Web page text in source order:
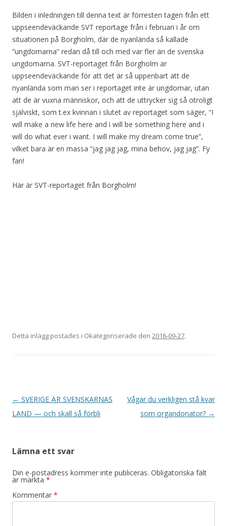
Bilden i inledningen till denna text är förresten tagen från ett
uppseendeväckande SVT reportage från i februari i år om
situationen på Borgholm, där de nyanlända så kallade
“ungdomarna” redan då till och med var fler än de svenska
ungdomarna. SVT-reportaget från Borgholm är
uppseendeväckande för att det är så uppenbart att de
nyanlända som man ser i reportaget inte är ungdomar, utan
att de är vuxna människor, och att de uttrycker sig så otroligt
själviskt, som t.ex kvinnan i slutet av reportaget som säger, “I
will make a new life here and i will be something here and i
will do what ever i want. I will make my dream come true”,
vilket bara är en massa “jag jag jag, mina behov, jag jag”. Fy
fan!
Här är SVT-reportaget från Borgholm!
Detta inlägg postades i Okategoriserade den 2016-09-27.
Inläggsnavigering
← SVERIGE ÄR SVENSKARNAS
LAND — och skall så förbli
Vågar du verkligen stå kvar
som organdonator? →
Lämna ett svar
Din e-postadress kommer inte publiceras. Obligatoriska fält
är märkta *
Kommentar *